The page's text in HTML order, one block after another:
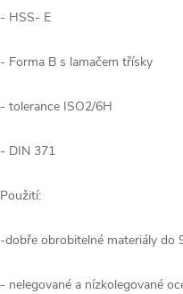
- HSS- E
- Forma B s lamačem třísky
- tolerance ISO2/6H
- DIN 371
Použití:
-dobře obrobitelné materiály do
- nelegované a nízkolegované